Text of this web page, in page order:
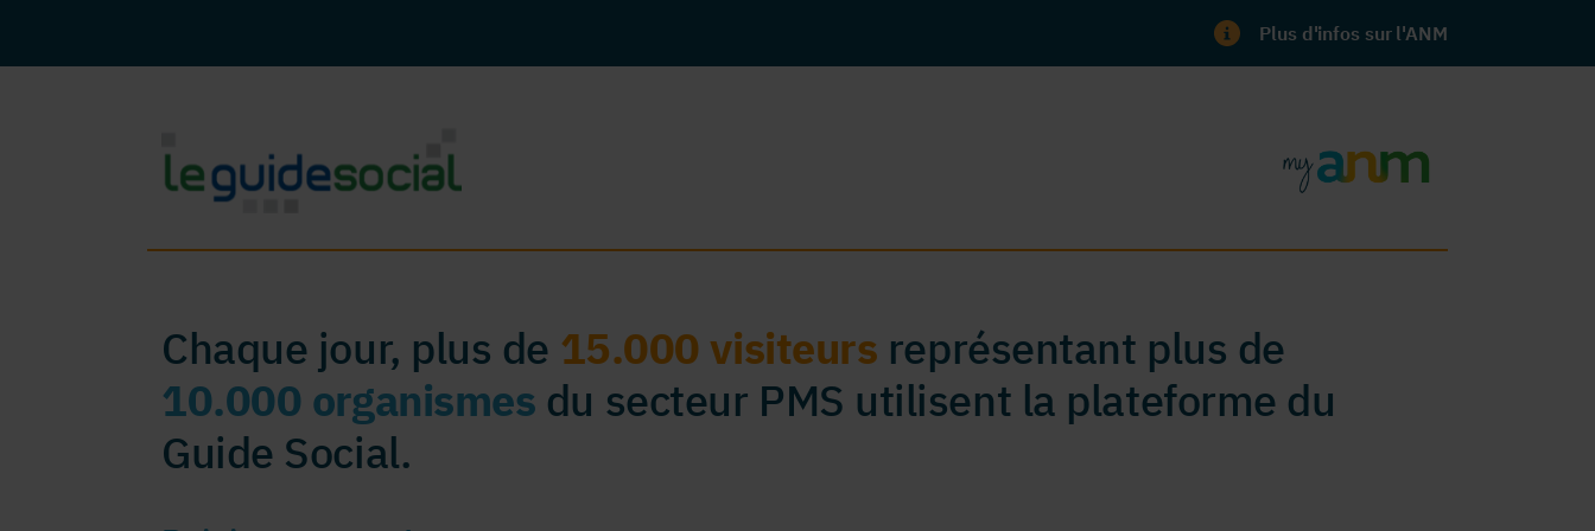
Plus d'infos sur l'ANM
Chaque jour, plus de 15.000 visiteurs représentant plus de
10.000 organismes du secteur PMS utilisent la plateforme du
Guide Social.